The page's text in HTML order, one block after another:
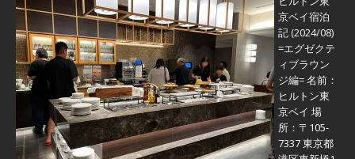
京ベイ宿泊
記 (2024/08)
=エグゼクテ
ィブラウン
ジ編=名前：
ヒルトン東
京ベイ 場
所：〒105-
7337 東京都